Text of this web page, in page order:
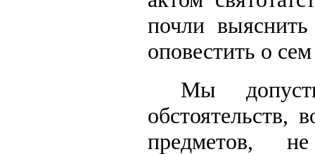
почли
оповестить о
Мы
обстоятельств,
предметов,